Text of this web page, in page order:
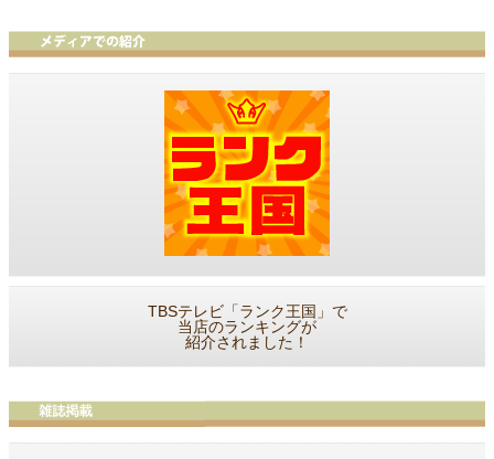
TBSテレビ「ランク王国」で
当店のランキングが
紹介されました！